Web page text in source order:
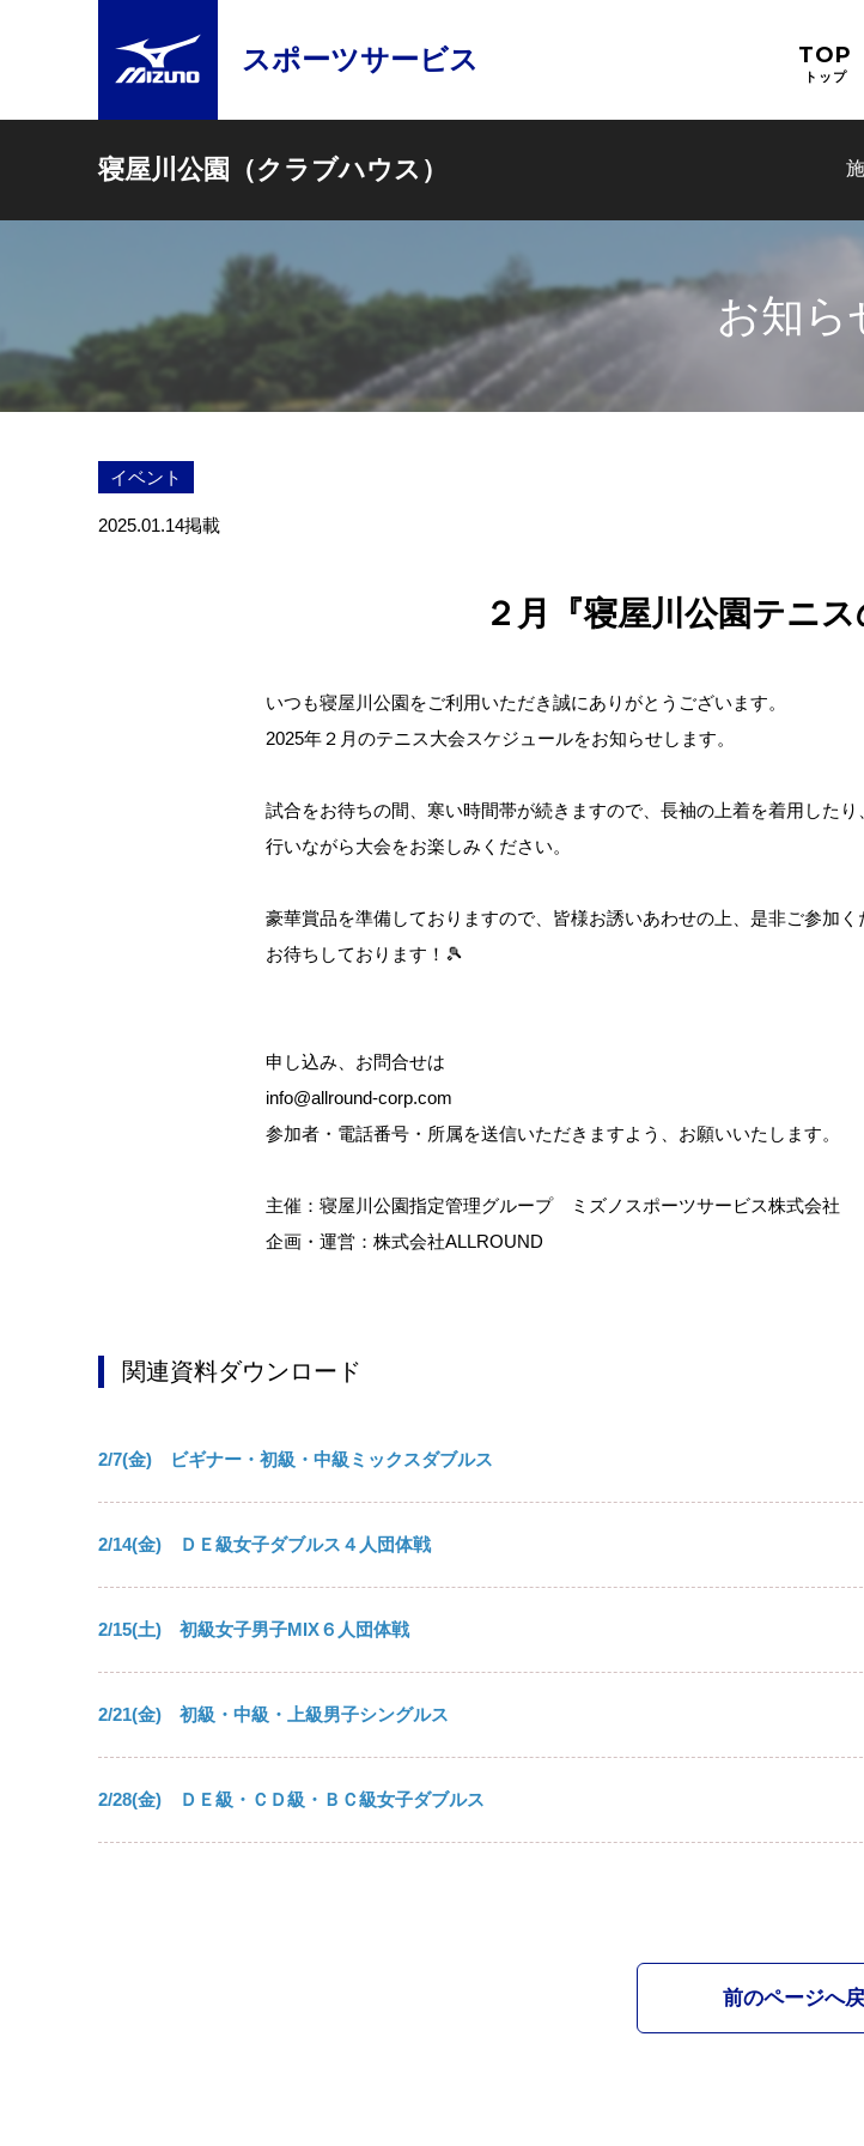
スポーツサービス TOP
トップ
寝屋川公園（クラブハウス）
お知ら
イベント
2025.01.14掲載
２月『寝屋川公園テニ
いつも寝屋川公園をご利用いただき誠にありがとうございます。
2025年２月のテニス大会スケジュールをお知らせします。
試合をお待ちの間、寒い時間帯が続きますので、長袖の上着を着用した
行いながら大会をお楽しみください。
豪華賞品を準備しておりますので、皆様お誘いあわせの上、是非ご参加く
お待ちしております！🎾
申し込み、お問合せは
info@allround-corp.com
参加者・電話番号・所属を送信いただきますよう、お願いいたします。
主催：寝屋川公園指定管理グループ ミズノスポーツサービス株式会社
企画・運営：株式会社ALLROUND
関連資料ダウンロード
2/7(金) ビギナー・初級・中級ミックスダブルス
2/14(金) ＤＥ級女子ダブルス４人団体戦
2/15(土) 初級女子男子MIX６人団体戦
2/21(金) 初級・中級・上級男子シングルス
2/28(金) ＤＥ級・ＣＤ級・ＢＣ級女子ダブルス
前のページへ